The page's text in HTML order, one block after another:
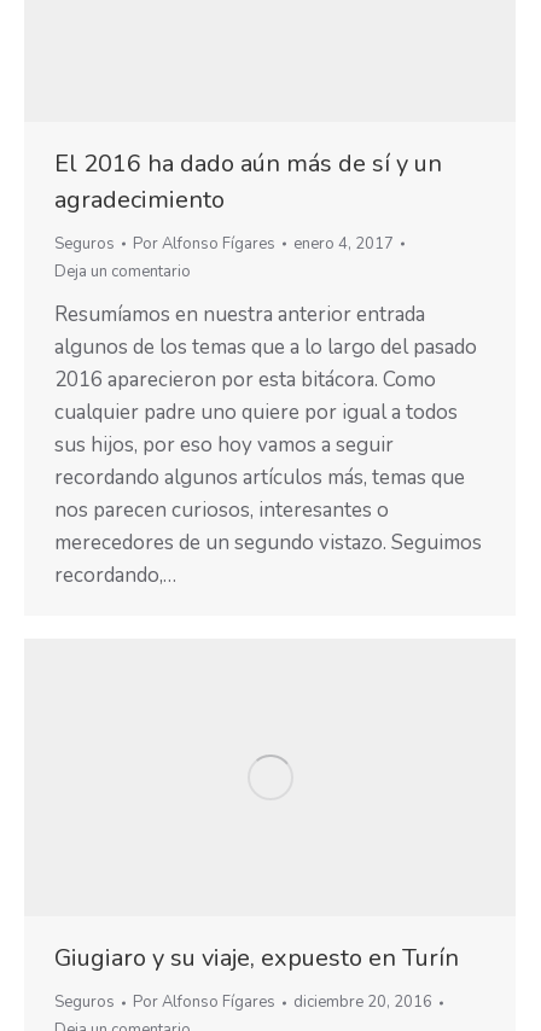
El 2016 ha dado aún más de sí y un
agradecimiento
Seguros PorAlfonso Fígares
enero 4, 2017
Deja un comentario
Resumíamos en nuestra anterior entrada
algunos de los temas que a lo largo del pasado
2016 aparecieron por esta bitácora. Como
cualquier padre uno quiere por igual a todos
sus hijos, por eso hoy vamos a seguir
recordando algunos artículos más, temas que
nos parecen curiosos, interesantes o
merecedores de un segundo vistazo. Seguimos
recordando,…
Giugiaro y su viaje, expuesto en Turín
Seguros PorAlfonso Fígares
diciembre 20, 2016